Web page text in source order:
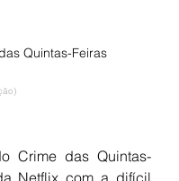
Quintas-Feiras
Crime das Quintas-
Netflix com a difícil